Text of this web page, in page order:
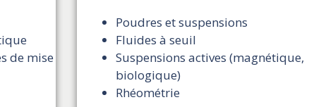
de mise
Poudres et suspensions
Fluides à seuil
Suspensions actives (magnétique,
biologique)
Rhéométrie